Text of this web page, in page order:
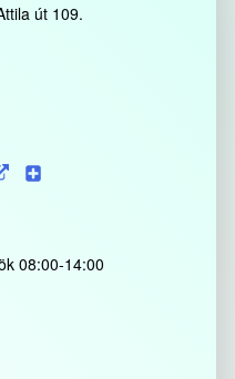
út 109.
08:00-14:00